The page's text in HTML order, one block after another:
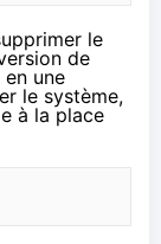
le
de
une
le système,
à la place